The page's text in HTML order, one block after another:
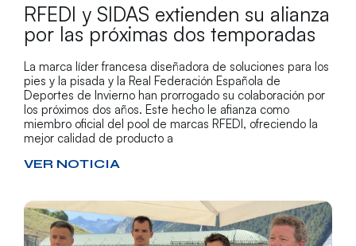
RFEDI y SIDAS extienden su alianza
por las próximas dos temporadas
La marca líder francesa diseñadora de soluciones para los
pies y la pisada y la Real Federación Española de
Deportes de Invierno han prorrogado su colaboración por
los próximos dos años. Este hecho le afianza como
miembro oficial del pool de marcas RFEDI, ofreciendo la
mejor calidad de producto a
VER NOTICIA